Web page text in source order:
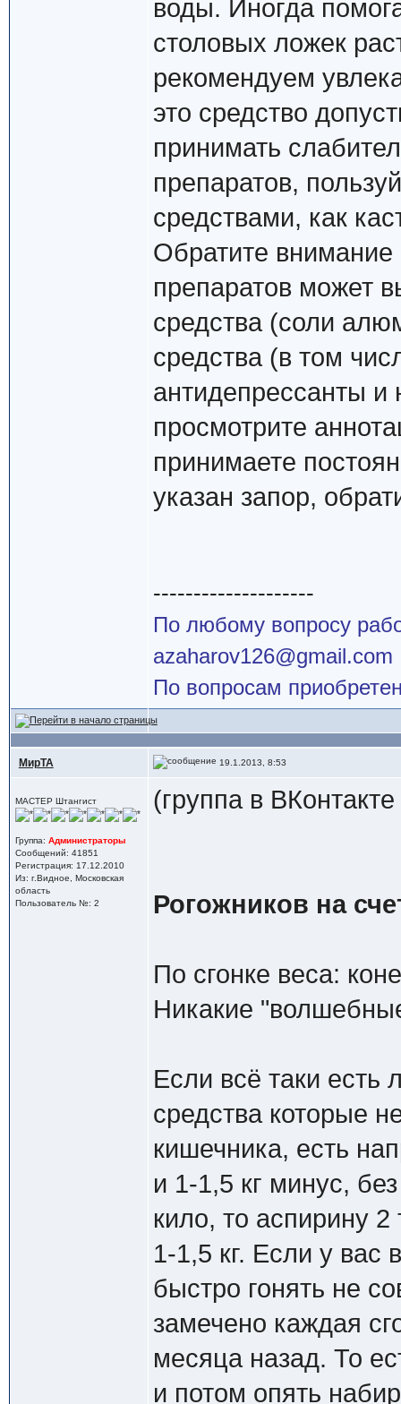
воды. Иногда
столовых ложек
рекомендуем
это средство
принимать
препаратов,
средствами, как
Обратите
препаратов может
средства (соли
средства (в том
антидепрессанты и
просмотрите
принимаете
указан запор,
--------------------
По любому вопросу
azaharov126@gmail.com
По вопросам
МирТА 19.1.2013, 8:53
МАСТЕР Штангист
Группа: Администраторы
Сообщений: 41851
Регистрация: 17.12.2010
Из: г.Видное, Московская
область
Пользователь №: 2
(группа в
Рогожников на
По сгонке веса:
Никакие
Если всё таки есть
средства которые
кишечника, есть
и 1-1,5 кг минус,
кило, то аспирину
1-1,5 кг. Если у вас
быстро гонять не
замечено каждая
месяца назад. То
и потом опять